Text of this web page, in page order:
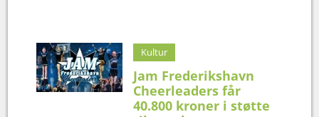
Kultur
Jam Frederikshavn
Cheerleaders får
40.800 kroner i støtte